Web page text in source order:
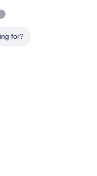
Huilong n° 1, district de
for?